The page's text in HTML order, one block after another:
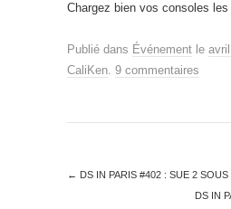
Chargez bien vos consoles
Publié dans Événement le
CaliKen. 9 commentaires
← DS IN PARIS #402 : SUE 2 SOUS
DS IN